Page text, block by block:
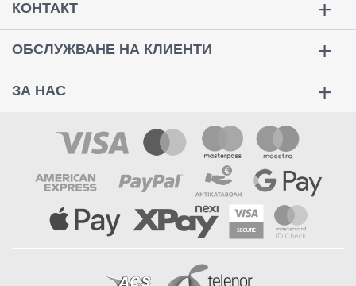
КОНТАКТ
ОБСЛУЖВАНЕ НА КЛИЕНТИ
ЗА НАС